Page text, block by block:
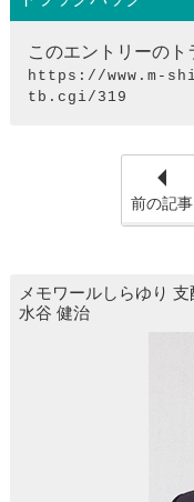
このエントリーの
https://www.m-
tb.cgi/319
前の記事
メモワールしらゆり 支
水谷 健治